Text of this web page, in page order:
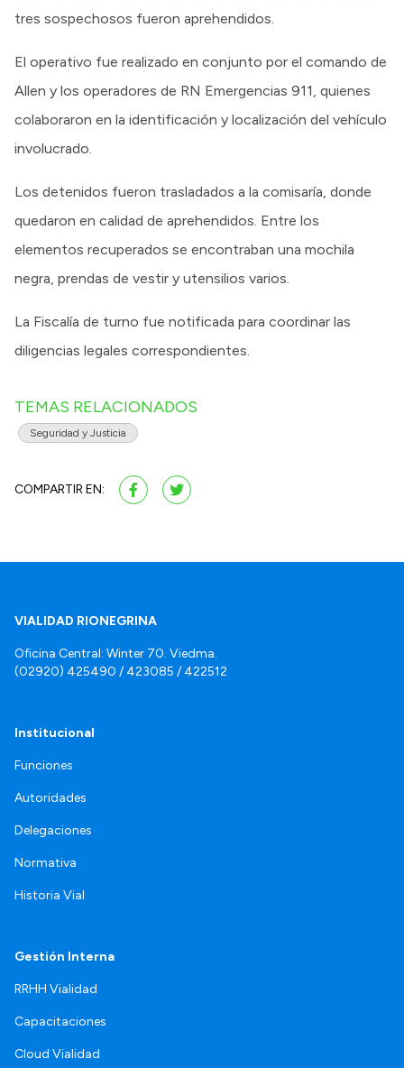
tres sospechosos fueron aprehendidos.
El operativo fue realizado en conjunto por el comando de
Allen y los operadores de RN Emergencias 911, quienes
colaboraron en la identificación y localización del vehículo
involucrado.
Los detenidos fueron trasladados a la comisaría, donde
quedaron en calidad de aprehendidos. Entre los
elementos recuperados se encontraban una mochila
negra, prendas de vestir y utensilios varios.
La Fiscalía de turno fue notificada para coordinar las
diligencias legales correspondientes.
TEMAS RELACIONADOS
Seguridad y Justicia
COMPARTIR EN:
VIALIDAD RIONEGRINA
Oficina Central: Winter 70. Viedma.
(02920) 425490 / 423085 / 422512
Institucional
Funciones
Autoridades
Delegaciones
Normativa
Historia Vial
Gestión Interna
RRHH Vialidad
Capacitaciones
Cloud Vialidad